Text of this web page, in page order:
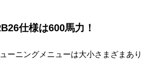
仕様は600馬力！
ーニングメニューは大小さまざまあり